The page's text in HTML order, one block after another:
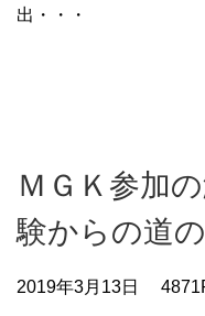
出・・・
ＭＧＫ参加
験からの道
2019年3月13日